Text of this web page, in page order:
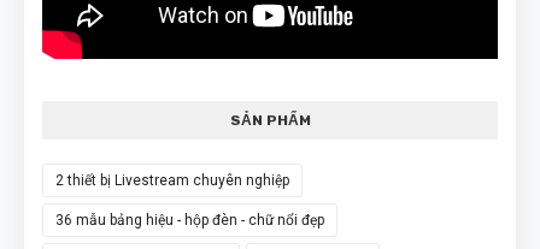
SẢN PHẨM
2 thiết bị Livestream chuyên nghiệp
36 mẫu bảng hiệu - hộp đèn - chữ nổi đẹp